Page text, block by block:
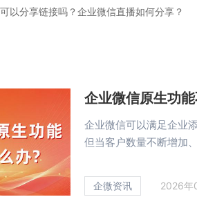
以分享链接吗？企业微信直播如何分享？
企业微信原生功
企业微信可以满足企业
但当客户数量不断增加
企微资讯 2026年